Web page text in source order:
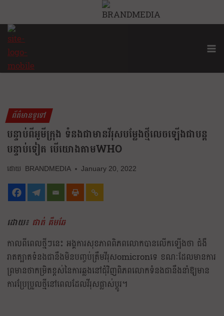
ព័ត៌មានទូទៅ
បន្ទាប់ពីអូមីក្រុង ទំនងជាមានវីរុសបម្លែងថ្មីលេចឡើងជាបន្ត
បន្ទាប់ទៀត បើយោងតាមWHO
BRANDMEDIA January 20, 2022
ដោយ៖ ផាត់ គឹមឆែ
កាលពីពេលថ្មីៗនេះ អង្គការសុខភាពពិភពលោកបានលើកឡើងថា ជំងឺ
រាតត្បាតទំនងជានឹងមិនបញ្ចប់ត្រឹម​វីរុសomicronទេ ខណៈដែលមានការ
ព្រមានថាកម្រិតខ្ពស់នៃការឆ្លងនៅជុំវិញពិភពលោកទំនងជានឹងនាំឱ្យមាន
ការប្រែប្រួលថ្មីនៅពេលដែលវីរុសផ្លាស់ប្តូរ។